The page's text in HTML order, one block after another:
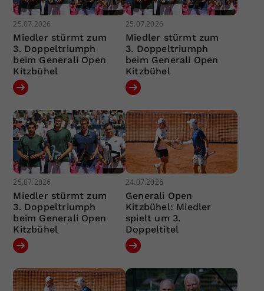
25.07.2026
Miedler stürmt zum
3. Doppeltriumph
beim Generali Open
Kitzbühel
25.07.2026
Miedler stürmt zum
3. Doppeltriumph
beim Generali Open
Kitzbühel
25.07.2026
Miedler stürmt zum
3. Doppeltriumph
beim Generali Open
Kitzbühel
24.07.2026
Generali Open
Kitzbühel: Miedler
spielt um 3.
Doppeltitel